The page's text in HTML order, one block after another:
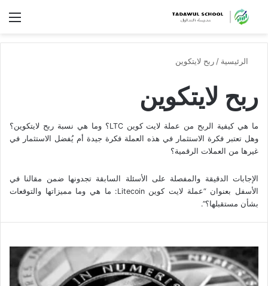
الرئيسية / ربح لايتكوين
ربح لايتكوين
ما هي كيفية الربح من عملة لايت كوين LTC؟ وما هي نسبة ربح لايتكوين؟
وهل تعتبر فكرة الاستثمار في هذه العملة فكرة جيدة أم يُفضل الاستثمار في
غيرها من العملات الرقمية؟
الإجابات الدقيقة والمفصلة على الأسئلة السابقة تجدونها ضمن مقالنا في
الأسفل بعنوان “عملة لايت كوين Litecoin: ما هي وما مميزاتها والتوقعات
بشأن مستقبلها؟”.